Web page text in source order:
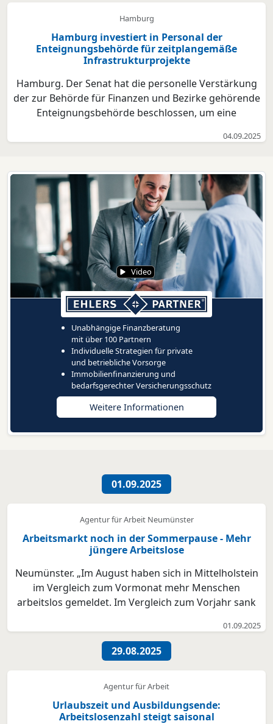
Hamburg
Hamburg investiert in Personal der
Enteignungsbehörde für zeitplangemäße
Infrastrukturprojekte
Hamburg. Der Senat hat die personelle Verstärkung
der zur Behörde für Finanzen und Bezirke gehörende
Enteignungsbehörde beschlossen, um eine
Infrastrukturmaßnahmen sicherzustellen. Der
den heutigen B...
04.09.2025
Video
Unabhängige Finanzberatung
mit über 100 Partnern
Individuelle Strategien für private
und betriebliche Vorsorge
Immobilienfinanzierung und
bedarfsgerechter Versicherungsschutz
Weitere Informationen
01.09.2025
Agentur für Arbeit Neumünster
Arbeitsmarkt noch in der Sommerpause - Mehr
jüngere Arbeitslose
Neumünster. „Im August haben sich in Mittelholstein
im Vergleich zum Vormonat mehr Menschen
arbeitslos gemeldet. Im Vergleich zum Vorjahr sank
noch andauern, sind wir am Arbeitsmarkt noch in der
Sommerpause. Besonders angestiegen ist die Zahl
der jünge...
01.09.2025
29.08.2025
Agentur für Arbeit
Urlaubszeit und Ausbildungsende:
Arbeitslosenzahl steigt saisonal